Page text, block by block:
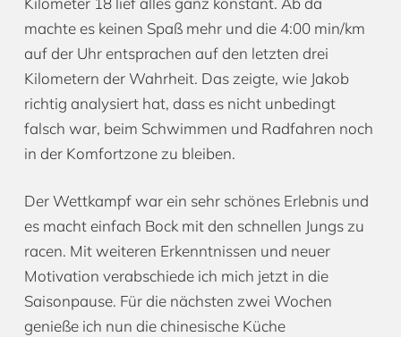
machte es keinen Spaß mehr und die 4:00 min/km
auf der Uhr entsprachen auf den letzten drei
Kilometern der Wahrheit. Das zeigte, wie Jakob
richtig analysiert hat, dass es nicht unbedingt
falsch war, beim Schwimmen und Radfahren noch
in der Komfortzone zu bleiben.
Der Wettkampf war ein sehr schönes Erlebnis und
es macht einfach Bock mit den schnellen Jungs zu
racen. Mit weiteren Erkenntnissen und neuer
Motivation verabschiede ich mich jetzt in die
Saisonpause. Für die nächsten zwei Wochen
genieße ich nun die chinesische Küche